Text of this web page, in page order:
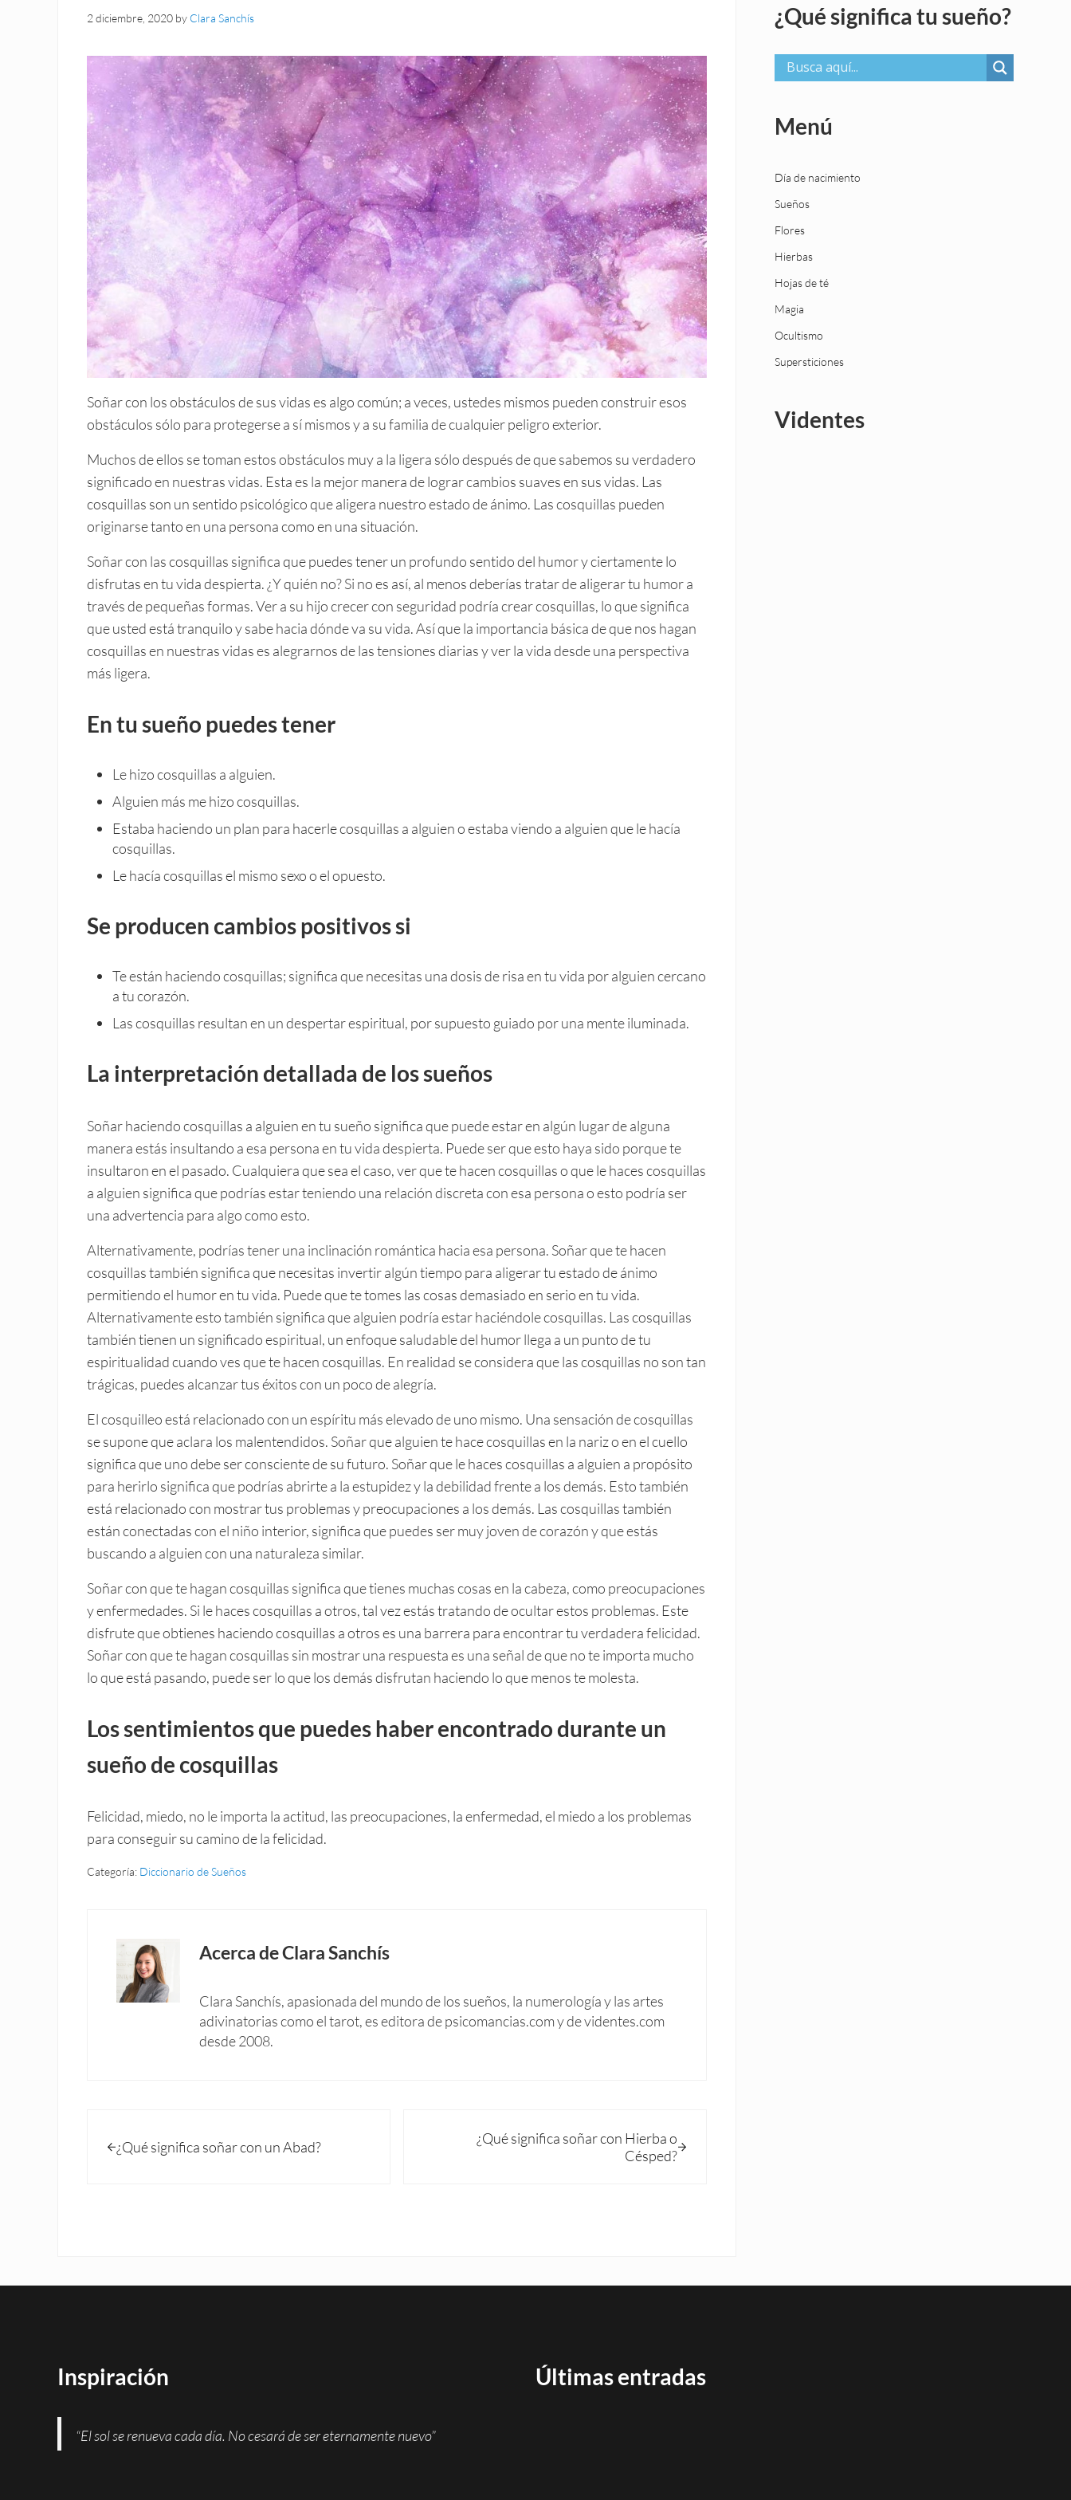
2 diciembre, 2020 by Clara Sanchís
Soñar con los obstáculos de sus vidas es algo común; a veces, ustedes mismos pueden construir esos
obstáculos sólo para protegerse a sí mismos y a su familia de cualquier peligro exterior.
Muchos de ellos se toman estos obstáculos muy a la ligera sólo después de que sabemos su verdadero
significado en nuestras vidas. Esta es la mejor manera de lograr cambios suaves en sus vidas. Las
cosquillas son un sentido psicológico que aligera nuestro estado de ánimo. Las cosquillas pueden
originarse tanto en una persona como en una situación.
Soñar con las cosquillas significa que puedes tener un profundo sentido del humor y ciertamente lo
disfrutas en tu vida despierta. ¿Y quién no? Si no es así, al menos deberías tratar de aligerar tu humor a
través de pequeñas formas. Ver a su hijo crecer con seguridad podría crear cosquillas, lo que significa
que usted está tranquilo y sabe hacia dónde va su vida. Así que la importancia básica de que nos hagan
cosquillas en nuestras vidas es alegrarnos de las tensiones diarias y ver la vida desde una perspectiva
más ligera.
En tu sueño puedes tener
Le hizo cosquillas a alguien.
Alguien más me hizo cosquillas.
Estaba haciendo un plan para hacerle cosquillas a alguien o estaba viendo a alguien que le hacía
cosquillas.
Le hacía cosquillas el mismo sexo o el opuesto.
Se producen cambios positivos si
Te están haciendo cosquillas; significa que necesitas una dosis de risa en tu vida por alguien cercano
a tu corazón.
Las cosquillas resultan en un despertar espiritual, por supuesto guiado por una mente iluminada.
La interpretación detallada de los sueños
Soñar haciendo cosquillas a alguien en tu sueño significa que puede estar en algún lugar de alguna
manera estás insultando a esa persona en tu vida despierta. Puede ser que esto haya sido porque te
insultaron en el pasado. Cualquiera que sea el caso, ver que te hacen cosquillas o que le haces cosquillas
a alguien significa que podrías estar teniendo una relación discreta con esa persona o esto podría ser
una advertencia para algo como esto.
Alternativamente, podrías tener una inclinación romántica hacia esa persona. Soñar que te hacen
cosquillas también significa que necesitas invertir algún tiempo para aligerar tu estado de ánimo
permitiendo el humor en tu vida. Puede que te tomes las cosas demasiado en serio en tu vida.
Alternativamente esto también significa que alguien podría estar haciéndole cosquillas. Las cosquillas
también tienen un significado espiritual, un enfoque saludable del humor llega a un punto de tu
espiritualidad cuando ves que te hacen cosquillas. En realidad se considera que las cosquillas no son tan
trágicas, puedes alcanzar tus éxitos con un poco de alegría.
El cosquilleo está relacionado con un espíritu más elevado de uno mismo. Una sensación de cosquillas
se supone que aclara los malentendidos. Soñar que alguien te hace cosquillas en la nariz o en el cuello
significa que uno debe ser consciente de su futuro. Soñar que le haces cosquillas a alguien a propósito
para herirlo significa que podrías abrirte a la estupidez y la debilidad frente a los demás. Esto también
está relacionado con mostrar tus problemas y preocupaciones a los demás. Las cosquillas también
están conectadas con el niño interior, significa que puedes ser muy joven de corazón y que estás
buscando a alguien con una naturaleza similar.
Soñar con que te hagan cosquillas significa que tienes muchas cosas en la cabeza, como preocupaciones
y enfermedades. Si le haces cosquillas a otros, tal vez estás tratando de ocultar estos problemas. Este
disfrute que obtienes haciendo cosquillas a otros es una barrera para encontrar tu verdadera felicidad.
Soñar con que te hagan cosquillas sin mostrar una respuesta es una señal de que no te importa mucho
lo que está pasando, puede ser lo que los demás disfrutan haciendo lo que menos te molesta.
Los sentimientos que puedes haber encontrado durante un
sueño de cosquillas
Felicidad, miedo, no le importa la actitud, las preocupaciones, la enfermedad, el miedo a los problemas
para conseguir su camino de la felicidad.
Categoría: Diccionario de Sueños
Acerca deClara Sanchís
Clara Sanchís, apasionada del mundo de los sueños, la numerología y las artes
adivinatorias como el tarot, es editora de psicomancias.com y de videntes.com
desde 2008.
¿Qué significa soñar con un Abad?
¿Qué significa soñar con Hierba o
Césped?
¿Qué significa tu sueño?
Menú
Día de nacimiento
Sueños
Flores
Hierbas
Hojas de té
Magia
Ocultismo
Supersticiones
Videntes
Inspiración
“El sol se renueva cada día. No cesará de ser eternamente nuevo”
Últimas entradas